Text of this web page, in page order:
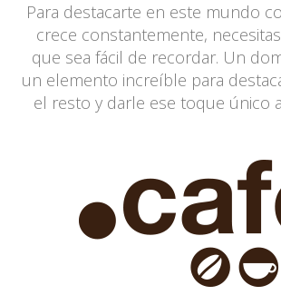
Para destacarte en este mundo
crece constantemente,
que sea fácil de recordar. Un
un elemento increíble para
el resto y darle ese toque único a